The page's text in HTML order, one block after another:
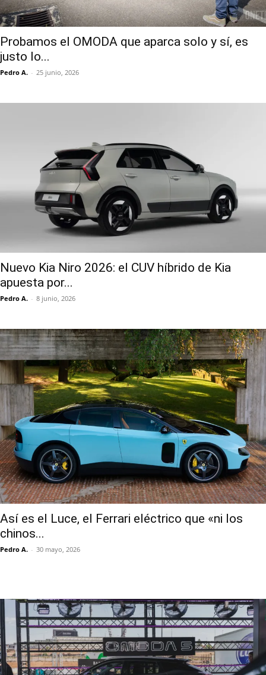
Probamos el OMODA que aparca solo y sí, es
justo lo...
Pedro A. - 25 junio, 2026
Nuevo Kia Niro 2026: el CUV híbrido de Kia
apuesta por...
Pedro A. - 8 junio, 2026
Así es el Luce, el Ferrari eléctrico que «ni los
chinos...
Pedro A. - 30 mayo, 2026